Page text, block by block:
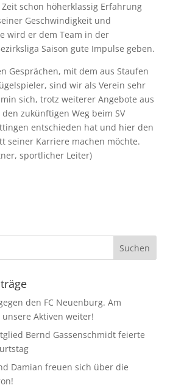
schon höherklassig Erfahrung
Geschwindigkeit und
wird er dem Team in der
Saison gute Impulse geben.
Gesprächen, mit dem aus Staufen
sind wir als Verein sehr
sich, trotz weiterer Angebote aus
zukünftigen Weg beim SV
entschieden hat und hier den
seiner Karriere machen möchte.
sportlicher Leiter)
den FC Neuenburg. Am
Aktiven weiter!
Bernd Gassenschmidt feierte
Damian freuen sich über die